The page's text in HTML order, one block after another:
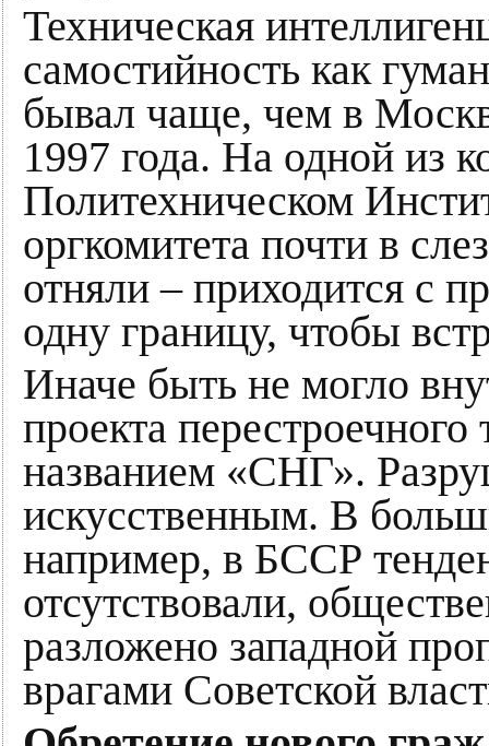
Техническая
самостийность как
бывал чаще, чем в
1997 года. На одной из
Политехническом
оргкомитета почти в
отняли – приходится с
одну границу, чтобы
Иначе быть не могло
проекта
названием «СНГ».
искусственным. В
например, в БССР
отсутствовали,
разложено западной
врагами Советской